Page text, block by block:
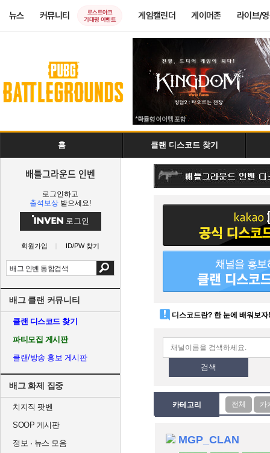
뉴스 커뮤니티
로스트아크
기대평 이벤트
게임캘린더 게이머존 라이브/
홈 클랜 디스코드 찾기
배틀그라운드 인벤
로그인하고
출석보상 받으세요!
로그인
회원가입 ID/PW 찾기
배그 클랜 커뮤니티
클랜 디스코드 찾기
파티모집 게시판
클랜/방송 홍보 게시판
배그 화제 집중
치지직 팟벤
SOOP 게시판
정보 · 뉴스 모음
디스코드란? 한 눈에 배워보자!
검색
카테고리
MGP_CLAN